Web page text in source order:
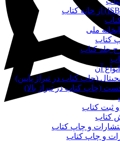
ملی
کتاب
جلد کتاب
آن
(چاپ کتاب در تیراژ پایین)
(چاپ کتاب در تیراژ بالا)
ثبت کتاب
کتاب
و چاپ کتاب
و چاپ کتاب